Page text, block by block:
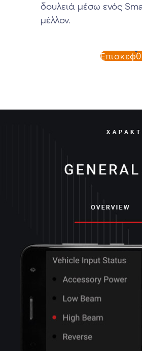
δουλειά μέσω ενός
μέλλον.